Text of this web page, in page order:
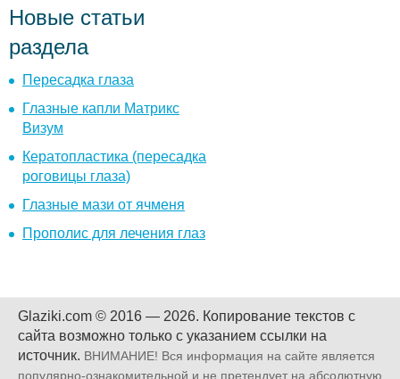
Новые статьи
раздела
Пересадка глаза
Глазные капли Матрикс
Визум
Кератопластика (пересадка
роговицы глаза)
Глазные мази от ячменя
Прополис для лечения глаз
Glaziki.com © 2016 — 2026. Копирование текстов с
сайта возможно только с указанием ссылки на
источник. ВНИМАНИЕ! Вся информация на сайте является
популярно-ознакомительной и не претендует на абсолютную